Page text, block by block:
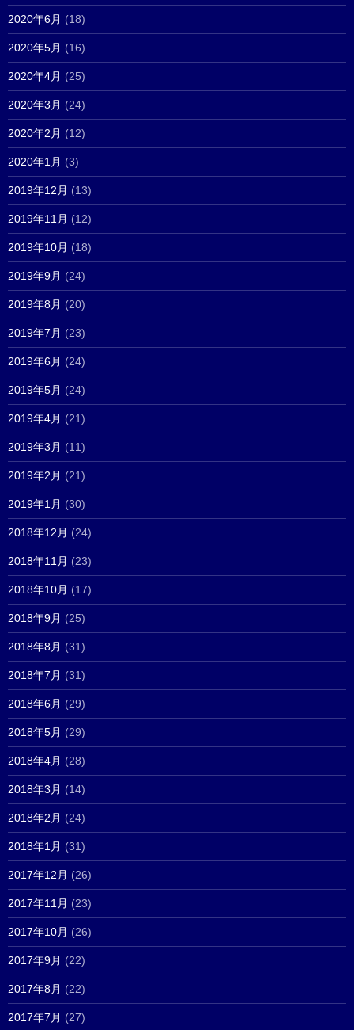
2020年6月 (18)
2020年5月 (16)
2020年4月 (25)
2020年3月 (24)
2020年2月 (12)
2020年1月 (3)
2019年12月 (13)
2019年11月 (12)
2019年10月 (18)
2019年9月 (24)
2019年8月 (20)
2019年7月 (23)
2019年6月 (24)
2019年5月 (24)
2019年4月 (21)
2019年3月 (11)
2019年2月 (21)
2019年1月 (30)
2018年12月 (24)
2018年11月 (23)
2018年10月 (17)
2018年9月 (25)
2018年8月 (31)
2018年7月 (31)
2018年6月 (29)
2018年5月 (29)
2018年4月 (28)
2018年3月 (14)
2018年2月 (24)
2018年1月 (31)
2017年12月 (26)
2017年11月 (23)
2017年10月 (26)
2017年9月 (22)
2017年8月 (22)
2017年7月 (27)